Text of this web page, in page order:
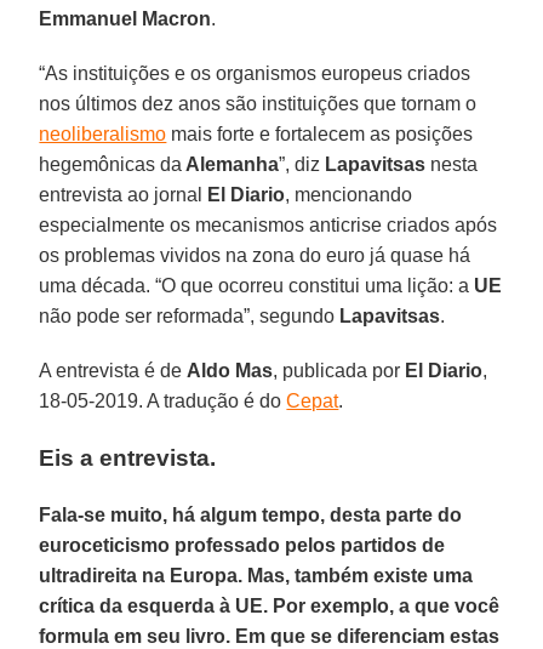
Emmanuel
Macron.
“As instituições e os organismos europeus criados
nos últimos dez anos são instituições que tornam o
neoliberalismo mais forte e fortalecem as posições
hegemônicas da Alemanha”, diz Lapavitsas nesta
entrevista ao jornal
El Diario, mencionando
especialmente os mecanismos anticrise criados após
os problemas vividos na zona do euro já quase há
uma década. “O que ocorreu constitui uma lição: a UE
não pode ser reformada”, segundo Lapavitsas.
A entrevista é de Aldo Mas, publicada por El Diario,
18-05-2019. A tradução é doCepat.
Eis a entrevista.
Fala-se muito, há algum tempo, desta parte do
euroceticismo professado pelos partidos de
ultradireita na Europa. Mas, também existe uma
crítica da esquerda à UE. Por exemplo, a que você
formula em seu livro. Em que se diferenciam estas